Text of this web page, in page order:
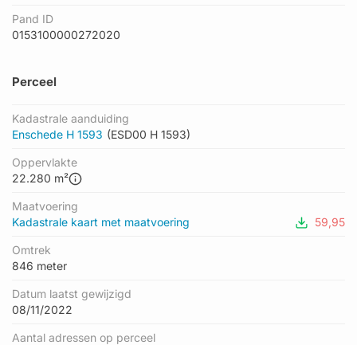
Pand ID
0153100000272020
Perceel
Kadastrale aanduiding
Enschede H 1593 (ESD00 H 1593)
Oppervlakte
22.280 m²
Maatvoering
Kadastrale kaart met maatvoering
59,95
Omtrek
846 meter
Datum laatst gewijzigd
08/11/2022
Aantal adressen op perceel